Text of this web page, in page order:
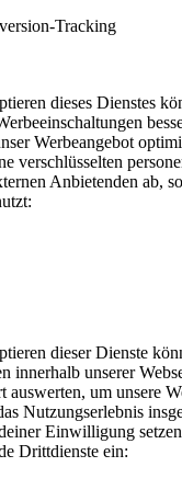
Tracking
dieses Dienstes
Werbeangebot
verschlüsselten
Anbietenden ab,
dieser Dienste
innerhalb unserer
auswerten, um unsere
Nutzungserlebnis
Einwilligung
Drittdienste ein: